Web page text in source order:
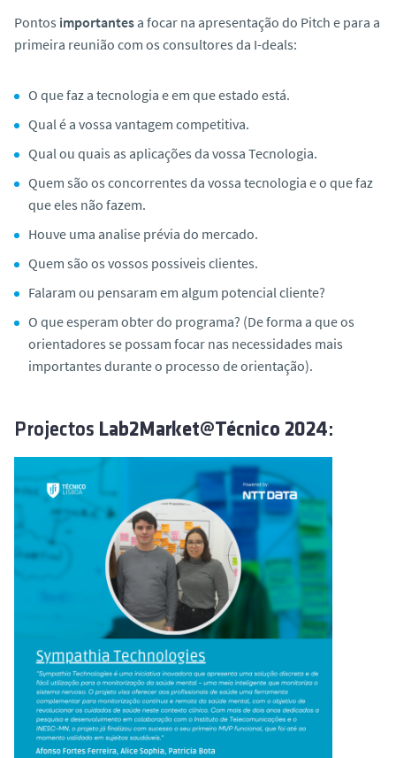
Pontos importantes a focar na apresentação do Pitch e para a
primeira reunião com os consultores da I-deals:
O que faz a tecnologia e em que estado está.
Qual é a vossa vantagem competitiva.
Qual ou quais as aplicações da vossa Tecnologia.
Quem são os concorrentes da vossa tecnologia e o que faz
que eles não fazem.
Houve uma analise prévia do mercado.
Quem são os vossos possiveis clientes.
Falaram ou pensaram em algum potencial cliente?
O que esperam obter do programa? (De forma a que os
orientadores se possam focar nas necessidades mais
importantes durante o processo de orientação).
Projectos Lab2Market@Técnico 2024: